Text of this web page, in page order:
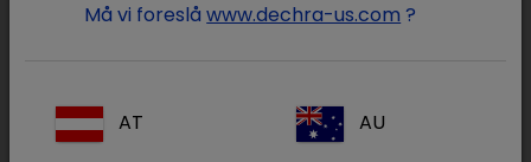
Må vi foreslåwww.dechra-us.com ?
AT AU